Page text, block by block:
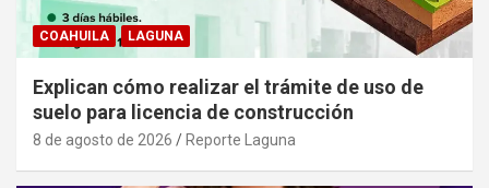
COAHUILA LAGUNA
Explican cómo realizar el trámite de uso de
suelo para licencia de construcción
8 de agosto de 2026 Reporte Laguna